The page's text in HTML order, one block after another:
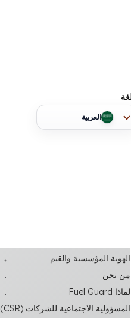
العربية
الهوية المؤسسية والقيم
من نحن
لماذا Fuel Guard
المسؤولية الاجتماعية للشركات (CSR)